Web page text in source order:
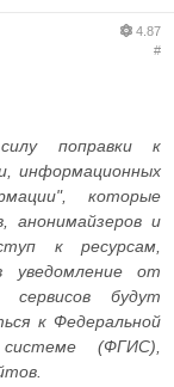
4.87
#
поправки к
информационных
которые
анонимайзеров и
к ресурсам,
уведомление от
сервисов будут
к Федеральной
системе (ФГИС),